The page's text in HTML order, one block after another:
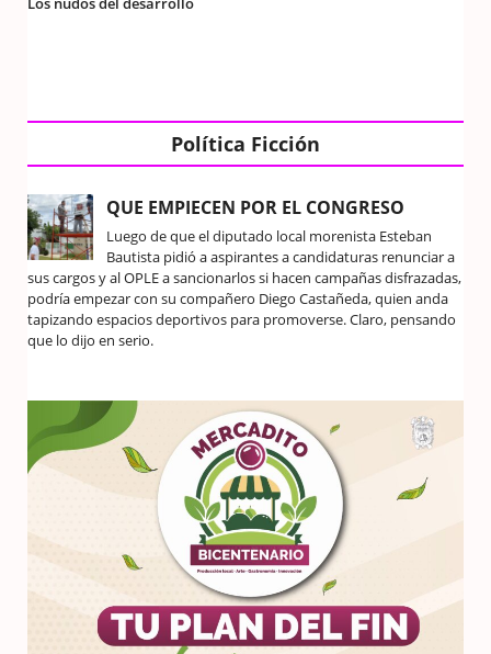
Política Ficción
QUE EMPIECEN POR EL CONGRESO
Luego de que el diputado local morenista Esteban
Bautista pidió a aspirantes a candidaturas renunciar a
sus cargos y al OPLE a sancionarlos si hacen campañas disfrazadas,
podría empezar con su compañero Diego Castañeda, quien anda
tapizando espacios deportivos para promoverse. Claro, pensando
que lo dijo en serio.